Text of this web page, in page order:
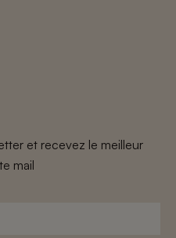
et recevez le meilleur
mail